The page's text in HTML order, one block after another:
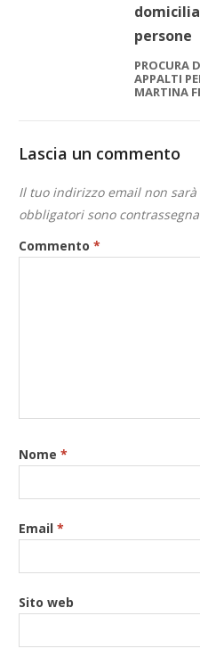
persone
PROCURA
APPALTI
MARTINA
Lascia un commento
Il tuo indirizzo email non
obbligatori sono
Commento*
Nome*
Email*
Sito web